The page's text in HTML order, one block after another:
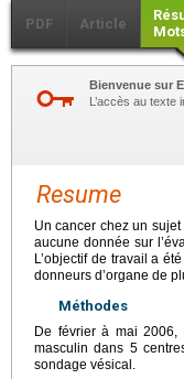
PDF Article
Bienvenue sur
L’accès au texte
Resume
Un cancer chez un
aucune donnée sur
L’objectif de travail a
donneurs d’organe de
Méthodes
De février à mai
masculin dans 5
sondage vésical.